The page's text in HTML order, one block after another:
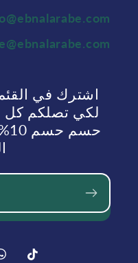
اشترك في
لكي تصلكم